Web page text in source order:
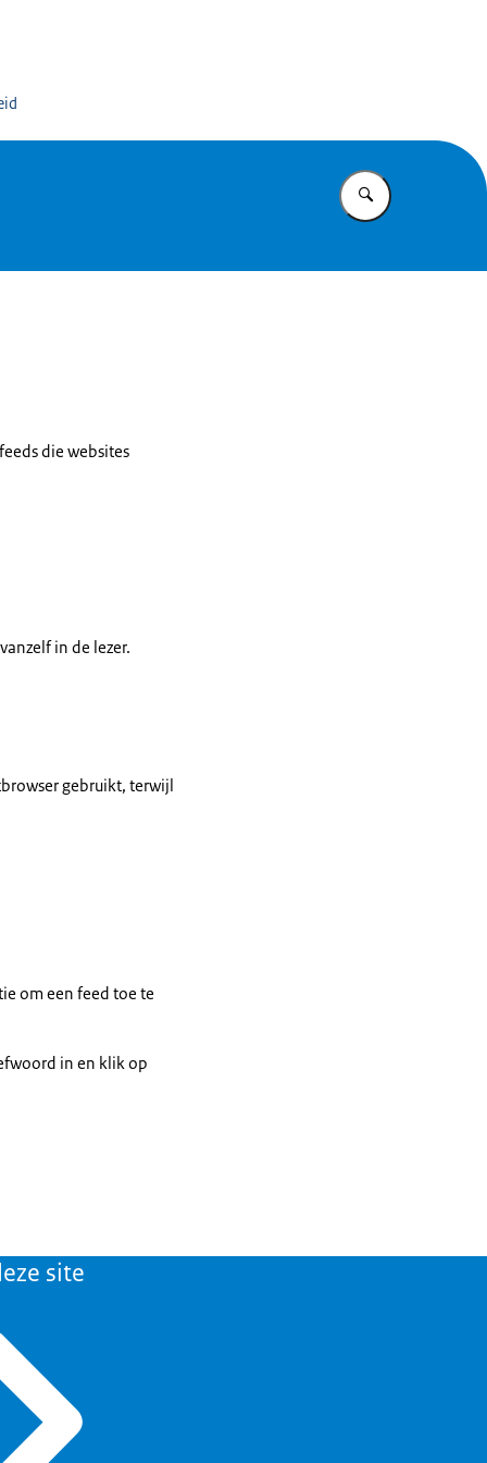
Vul in wat u
die websites
in de lezer.
gebruikt, terwijl
om een feed toe te
in en klik op
site